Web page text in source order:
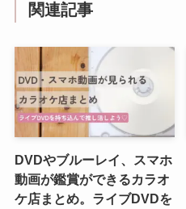
関連記事
DVDやブルーレイ、スマホ
動画が鑑賞ができるカラオ
ケ店まとめ。ライブDVDを